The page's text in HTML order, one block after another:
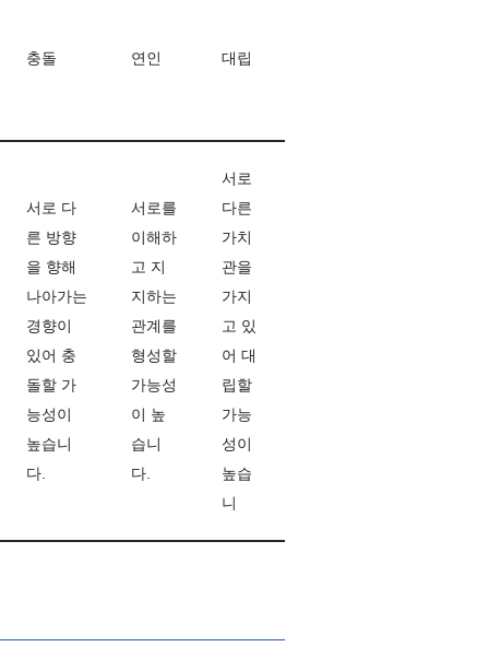
충돌 연인 대립
서로 다
른 방향
을 향해
나아가는
경향이
있어 충
돌할 가
능성이
높습니
다.
서로를
이해하
고 지
지하는
관계를
형성할
가능성
이 높
습니
다.
서로
다른
가치
관을
가지
고 있
어 대
립할
가능
성이
높습
니